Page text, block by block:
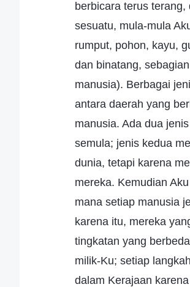
berbicara terus
sesuatu, mula-mula
rumput, pohon, kayu,
dan binatang,
manusia). Berbagai
antara daerah yang
manusia. Ada dua
semula; jenis kedua
dunia, tetapi karena
mereka. Kemudian
mana setiap manusia
karena itu, mereka
tingkatan yang
milik-Ku; setiap
dalam Kerajaan